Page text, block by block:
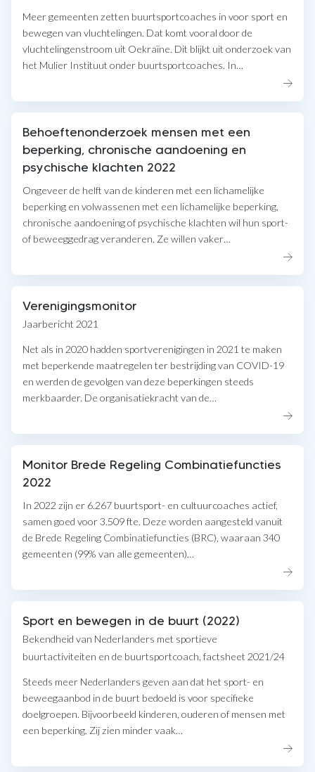
Meer gemeenten zetten buurtsportcoaches in voor sport en
bewegen van vluchtelingen. Dat komt vooral door de
vluchtelingenstroom uit Oekraïne. Dit blijkt uit onderzoek van
het Mulier Instituut onder buurtsportcoaches. In…
Behoeftenonderzoek mensen met een
beperking, chronische aandoening en
psychische klachten 2022
Ongeveer de helft van de kinderen met een lichamelijke
beperking en volwassenen met een lichamelijke beperking,
chronische aandoening of psychische klachten wil hun sport-
of beweeggedrag veranderen. Ze willen vaker…
Verenigingsmonitor
Jaarbericht 2021
Net als in 2020 hadden sportverenigingen in 2021 te maken
met beperkende maatregelen ter bestrijding van COVID-19
en werden de gevolgen van deze beperkingen steeds
merkbaarder. De organisatiekracht van de…
Monitor Brede Regeling Combinatiefuncties
2022
In 2022 zijn er 6.267 buurtsport- en cultuurcoaches actief,
samen goed voor 3.509 fte. Deze worden aangesteld vanuit
de Brede Regeling Combinatiefuncties (BRC), waaraan 340
gemeenten (99% van alle gemeenten)…
Sport en bewegen in de buurt (2022)
Bekendheid van Nederlanders met sportieve
buurtactiviteiten en de buurtsportcoach, factsheet 2021/24
Steeds meer Nederlanders geven aan dat het sport- en
beweegaanbod in de buurt bedoeld is voor specifieke
doelgroepen. Bijvoorbeeld kinderen, ouderen of mensen met
een beperking. Zij zien minder vaak…